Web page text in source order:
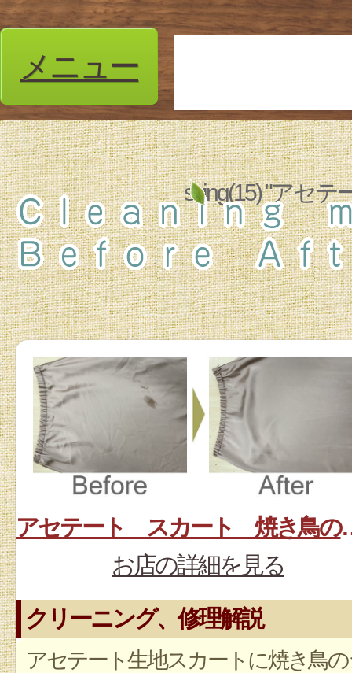
メニュー
string(15) "アセ
アセテート
お店の詳細を見る
クリーニング、修理解説
アセテート生地スカートに焼き鳥